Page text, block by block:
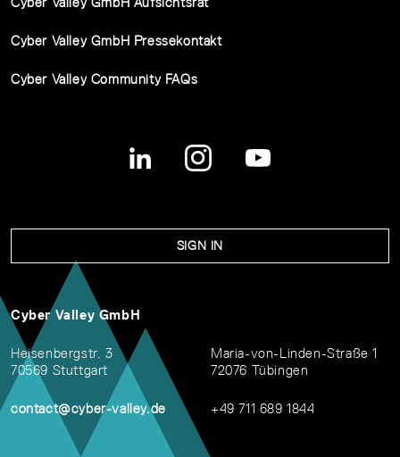
Cyber Valley GmbH Pressekontakt
Cyber Valley Community FAQs
SIGN IN
Cyber Valley GmbH
Heisenbergstr. 3
70569 Stuttgart
contact@cyber-valley.de
Maria-von-Linden-Straße 1
72076 Tübingen
+49 711 689 1844